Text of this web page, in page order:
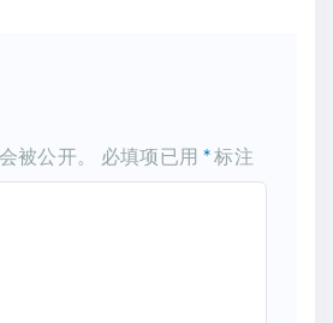
被公开。 必填项已用 *标注